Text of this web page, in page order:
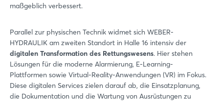
maßgeblich verbessert.
Parallel zur physischen Technik widmet sich WEBER-
HYDRAULIK am zweiten Standort in Halle 16 intensiv der
digitalen Transformation des Rettungswesens. Hier stehen
Lösungen für die moderne Alarmierung, E-Learning-
Plattformen sowie Virtual-Reality-Anwendungen (VR) im Fokus.
Diese digitalen Services zielen darauf ab, die Einsatzplanung,
die Dokumentation und die Wartung von Ausrüstungen zu